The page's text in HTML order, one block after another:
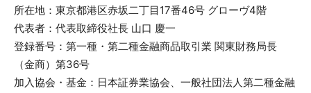
所在地：東京都港区赤坂二丁目17番46号 グローヴ4階
代表者：代表取締役社長 山口 慶一
登録番号：第一種・第二種金融商品取引業 関東財務局長
（金商）第36号
加入協会・基金：日本証券業協会、一般社団法人第二種金融